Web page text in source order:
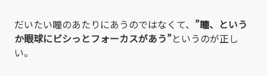
だいたい瞳のあたりにあうのではなくて、 ”瞳、という
か眼球にビシっとフォーカスがあう”というのが正し
い。